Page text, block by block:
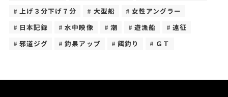
上げ３分下げ７分
大型船
女性アングラー
日本記録
水中映像 潮 遊漁船
遠征
邪道ジグ
釣果アップ 餌釣り ＧＴ